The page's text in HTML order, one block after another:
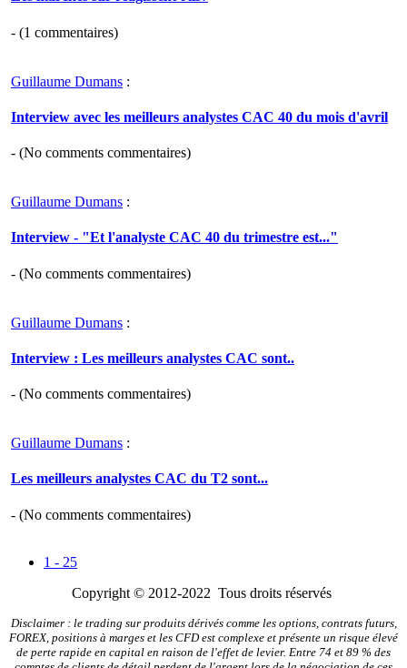
- (1 commentaires)
Guillaume Dumans :
Interview avec les meilleurs analystes CAC 40 du mois d'avril
- (No comments commentaires)
Guillaume Dumans :
Interview - "Et l'analyste CAC 40 du trimestre est..."
- (No comments commentaires)
Guillaume Dumans :
Interview : Les meilleurs analystes CAC sont..
- (No comments commentaires)
Guillaume Dumans :
Les meilleurs analystes CAC du T2 sont...
- (No comments commentaires)
1 - 25
Copyright © 2012-2022 Tous droits réservés
Disclaimer : le trading sur produits dérivés comme les options, contrats futurs,
FOREX, positions à marges et les CFD est complexe et présente un risque élevé
de perte rapide en capital en raison de l'effet de levier. Entre 74 et 89 % des